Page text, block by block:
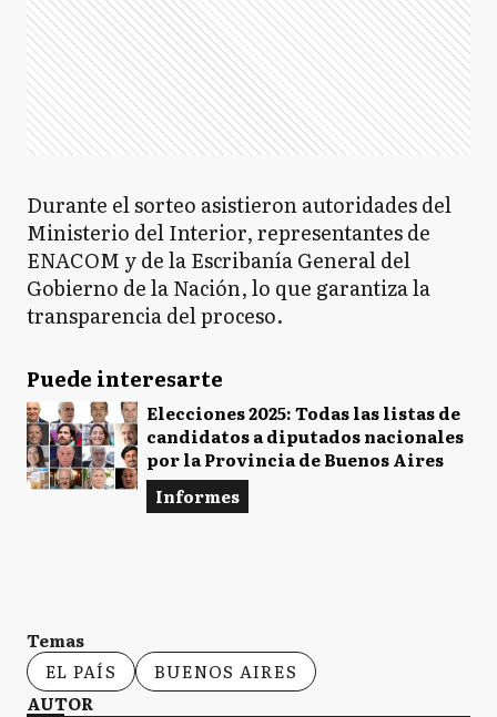
Durante el sorteo asistieron autoridades del
Ministerio del Interior, representantes de
ENACOM y de la Escribanía General del
Gobierno de la Nación, lo que garantiza la
transparencia del proceso.
Puede interesarte
Elecciones 2025: Todas las listas de
candidatos a diputados nacionales
por la Provincia de Buenos Aires
Informes
Temas
EL PAÍS
BUENOS AIRES
AUTOR